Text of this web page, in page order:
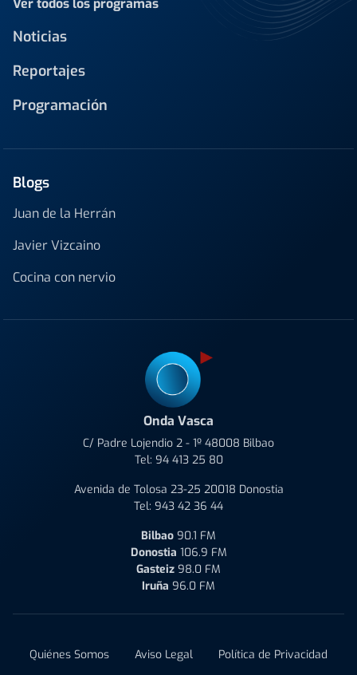
Noticias
Reportajes
Programación
Blogs
Juan de la Herrán
Javier Vizcaino
Cocina con nervio
Onda Vasca
C/ Padre Lojendio 2 - 1º 48008 Bilbao
Tel: 94 413 25 80
Avenida de Tolosa 23-25 20018 Donostia
Tel: 943 42 36 44
Bilbao 90.1 FM
Donostia 106.9 FM
Gasteiz 98.0 FM
Iruña 96.0 FM
Quiénes Somos Aviso Legal
Política de Privacidad